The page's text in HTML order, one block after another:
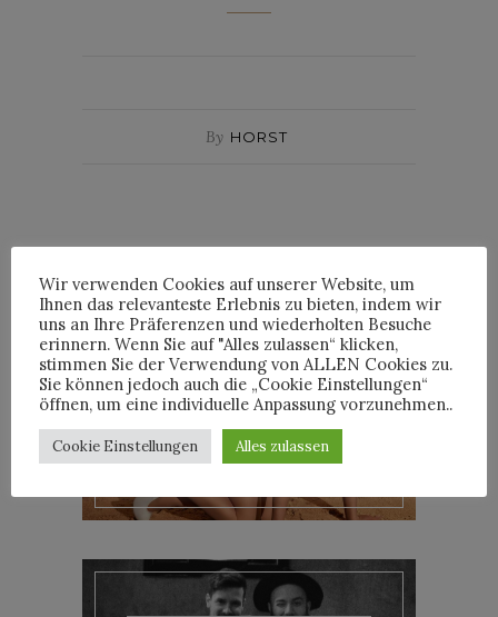
By HORST
INTERVIEWS
TRIXIE MATTEL IM
INTERVIEW
Wir verwenden Cookies auf unserer Website, um
Ihnen das relevanteste Erlebnis zu bieten, indem wir
uns an Ihre Präferenzen und wiederholten Besuche
erinnern. Wenn Sie auf "Alles zulassen“ klicken,
stimmen Sie der Verwendung von ALLEN Cookies zu.
Sie können jedoch auch die „Cookie Einstellungen“
öffnen, um eine individuelle Anpassung vorzunehmen..
Cookie Einstellungen Alles zulassen